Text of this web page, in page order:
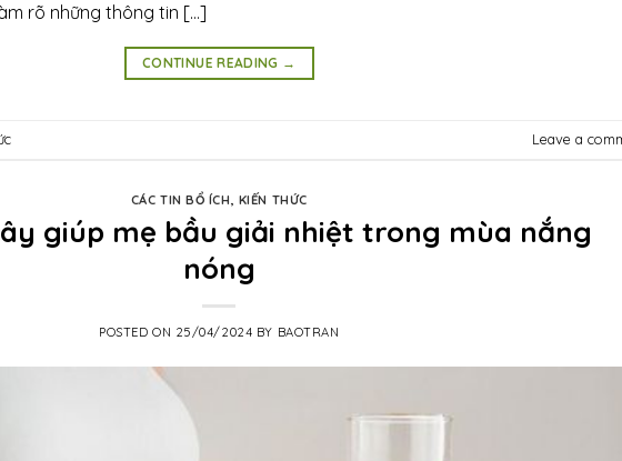
rõ những thông tin […]
CONTINUE READING →
Leave a
CÁC TIN BỔ ÍCH, KIẾN THỨC
giúp mẹ bầu giải nhiệt trong mùa nắng
nóng
POSTED ON 25/04/2024 BY BAOTRAN